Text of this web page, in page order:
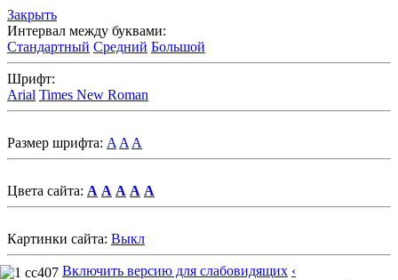
Закрыть
Интервал между буквами:
Стандартный Средний Большой
Шрифт:
Arial Times New Roman
Размер шрифта: A A A
Цвета сайта: A A A A A
Картинки сайта: Выкл
Включить версию для слабовидящих ‹